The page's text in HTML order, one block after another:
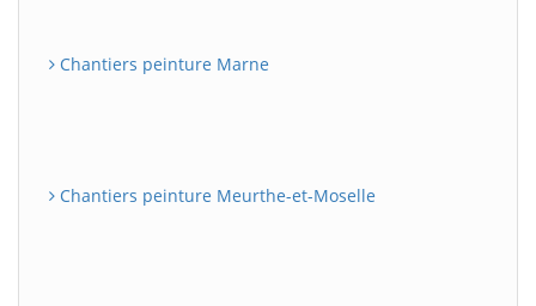
Chantiers peinture Marne
Chantiers peinture Meurthe-et-Moselle